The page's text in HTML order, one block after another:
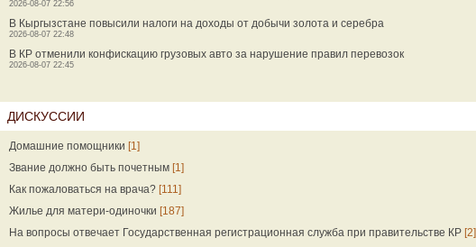
2026-08-07 22:56
В Кыргызстане повысили налоги на доходы от добычи золота и серебра
2026-08-07 22:48
В КР отменили конфискацию грузовых авто за нарушение правил перевозок
2026-08-07 22:45
ДИСКУССИИ
Домашние помощники [1]
Звание должно быть почетным [1]
Как пожаловаться на врача? [111]
Жилье для матери-одиночки [187]
На вопросы отвечает Государственная регистрационная служба при правительстве КР [2]